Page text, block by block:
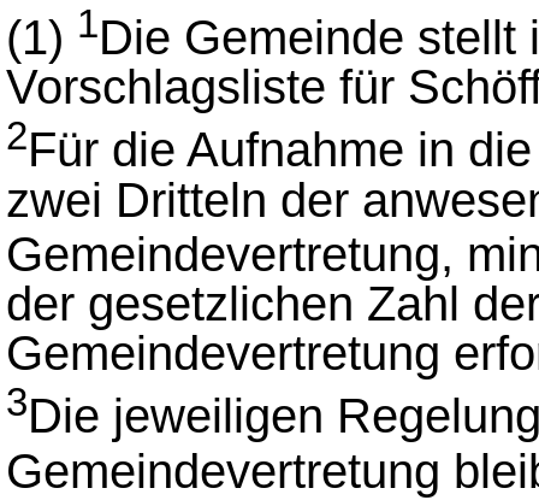
(1) 1Die Gemeinde
Vorschlagsliste für
2Für die Aufnahme in
zwei Dritteln der
Gemeindevertretung,
der gesetzlichen Zahl
Gemeindevertretung
3Die jeweiligen
Gemeindevertretung